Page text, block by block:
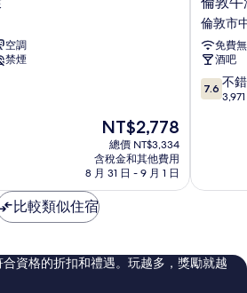
空調
禁煙
現
在
價
格
為
NT$2,778
總價 NT$3,334
含稅金和其他費用
8 月 31 日 - 9 月 1 日
敦
牛
津
街
STG
飯
心
倫敦市
免費
酒吧
7.6
分，
錯
評
論
7.6 不
比較類似住宿
資格的折扣和禮遇。玩越多，獎勵就越